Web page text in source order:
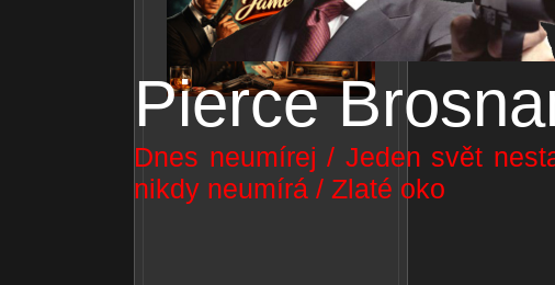
Pierce
Dnes neumírej / Jeden svět
nikdy neumírá / Zlaté oko